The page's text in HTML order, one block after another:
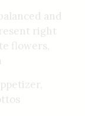
and
right
flowers,